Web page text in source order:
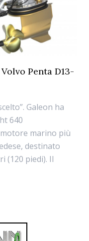
Penta D13-
Galeon ha
640
marino più
destinato
(120 piedi). Il